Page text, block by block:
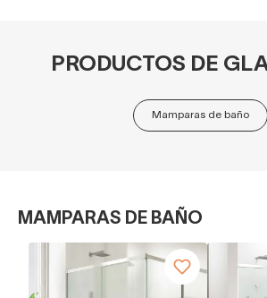
PRODUCTOS DE
Mamparas de baño
MAMPARAS DE BAÑO